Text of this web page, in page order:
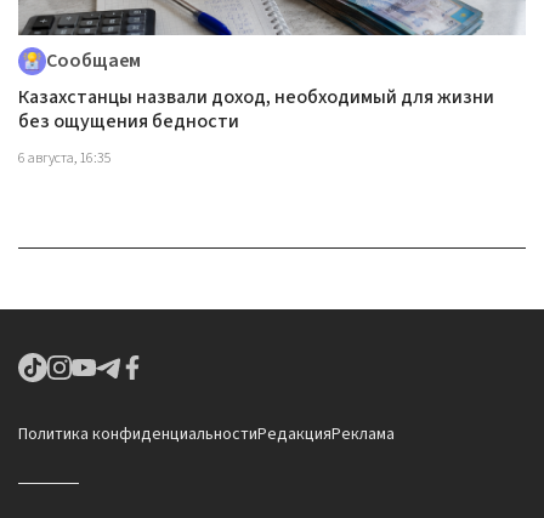
Сообщаем
Казахстанцы назвали доход, необходимый для жизни
без ощущения бедности
6 августа, 16:35
Политика конфиденциальностиРедакцияРеклама